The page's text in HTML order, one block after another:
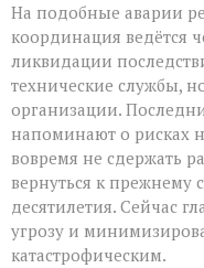
На подобные аварии
координация ведётся
ликвидации
технические службы,
организации.
напоминают о рисках
вовремя не сдержать
вернуться к прежнему
десятилетия. Сейчас
угрозу и
катастрофическим.